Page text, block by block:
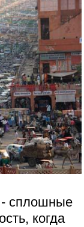
- сплошные
когда